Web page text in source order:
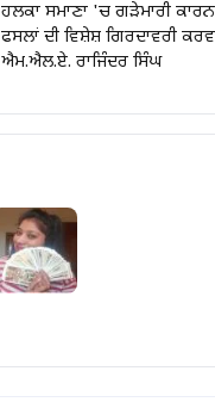
ਹਲਕਾ ਸਮਾਣਾ 'ਚ ਗੜੇਮਾਰੀ
ਫਸਲਾਂ ਦੀ ਵਿਸ਼ੇਸ਼ ਗਿਰਦਾਵਰੀ
ਐਮ.ਐਲ.ਏ. ਰਾਜਿੰਦਰ ਸਿੰਘ